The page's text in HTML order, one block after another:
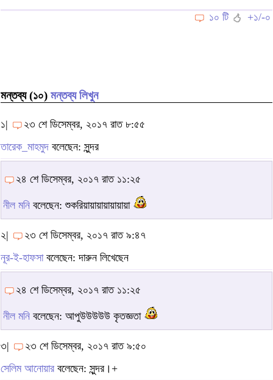
১০ টি
+১/-০
মন্তব্য (১০) মন্তব্য লিখুন
১|
২৩ শে ডিসেম্বর, ২০১৭ রাত ৮:৫৫
তারেক_মাহমুদ বলেছেন: সুন্দর
২৪ শে ডিসেম্বর, ২০১৭ রাত ১১:২৫
নীল মনি বলেছেন: শুকরিয়ায়ায়ায়ায়ায়ায়া
২|
২৩ শে ডিসেম্বর, ২০১৭ রাত ৯:৪৭
নূর-ই-হাফসাবলেছেন: দারুন লিখেছেন
২৪ শে ডিসেম্বর, ২০১৭ রাত ১১:২৫
নীল মনি বলেছেন: আপুউউউউউ কৃতজ্ঞতা
৩|
২৩ শে ডিসেম্বর, ২০১৭ রাত ৯:৫০
সেলিম আনোয়ার বলেছেন: সুন্দর।+